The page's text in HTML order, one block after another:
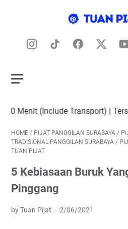
| Tersedia Terapis Pria
HOME / PIJAT PANGGILAN SURABAYA /
TRADISIONAL PANGGILAN SURABAYA /
TUAN PIJAT
5 Kebiasaan Buruk
Pinggang
by Tuan Pijat 2/06/2021